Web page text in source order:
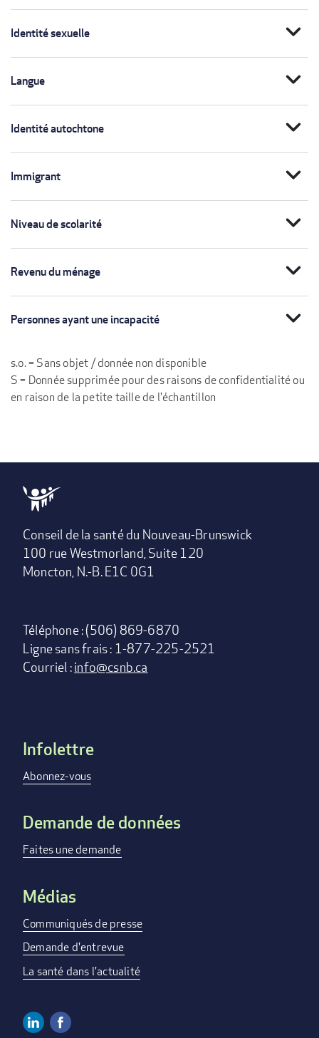
Identité sexuelle expand_more
Langue expand_more
Identité autochtone expand_more
Immigrant expand_more
Niveau de scolarité expand_more
Revenu du ménage expand_more
Personnes ayant une incapacité expand_more
s.o. = Sans objet / donnée non disponible
S = Donnée supprimée pour des raisons de confidentialité ou
en raison de la petite taille de l'échantillon
Conseil de la santé du Nouveau-Brunswick
100 rue Westmorland, Suite 120
Moncton, N.-B. E1C 0G1
Téléphone : (506) 869-6870
Ligne sans frais : 1-877-225-2521
Courriel :info@csnb.ca
Footer
menu
Infolettre
Abonnez-vous
Demande de données
Faites une demande
Médias
Communiqués de presse
Demande d'entrevue
La santé dans l'actualité
Linkedin